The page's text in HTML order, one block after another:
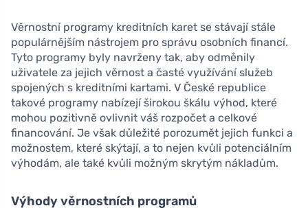
Věrnostní programy kreditních karet se stávají stále
populárnějším nástrojem pro správu osobních financí.
Tyto programy byly navrženy tak, aby odměnily
uživatele za jejich věrnost a časté využívání služeb
spojených s kreditními kartami. V České republice
takové programy nabízejí širokou škálu výhod, které
mohou pozitivně ovlivnit váš rozpočet a celkové
financování. Je však důležité porozumět jejich funkci a
možnostem, které skýtají, a to nejen kvůli potenciálním
výhodám, ale také kvůli možným skrytým nákladům.
Výhody věrnostních programů